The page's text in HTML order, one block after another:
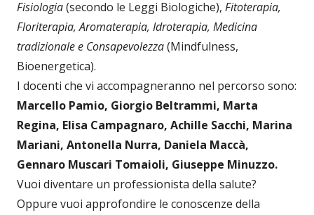
Fisiologia(secondo le Leggi Biologiche), Fitoterapia,
Floriterapia, Aromaterapia, Idroterapia, Medicina
tradizionale e Consapevolezza(Mindfulness,
Bioenergetica).
I docenti che vi accompagneranno nel percorso sono:
Marcello Pamio, Giorgio Beltrammi, Marta
Regina, Elisa Campagnaro, Achille Sacchi, Marina
Mariani, Antonella Nurra, Daniela Maccà,
Gennaro Muscari Tomaioli, Giuseppe Minuzzo.
Vuoi diventare un professionista della salute?
Oppure vuoi approfondire le conoscenze della